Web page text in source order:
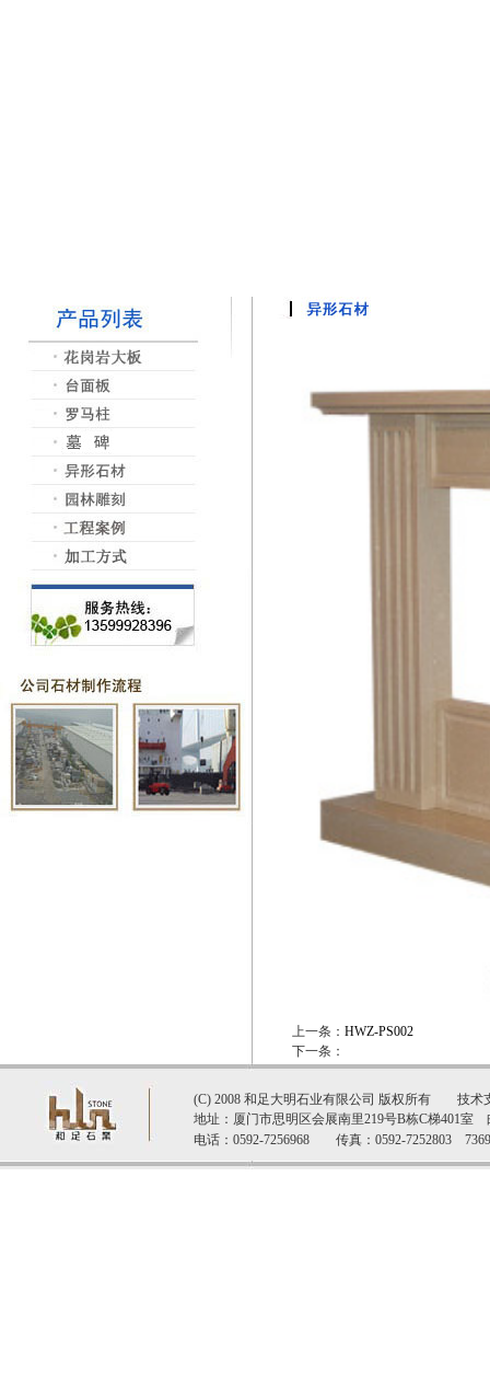
上一条： HWZ-PS002
下一条：
(C) 2008 和足大明石业有限公司 版权所有 技术
地址：厦门市思明区会展南里219号B栋C梯401室
电话：0592-7256968 传真：0592-7252803